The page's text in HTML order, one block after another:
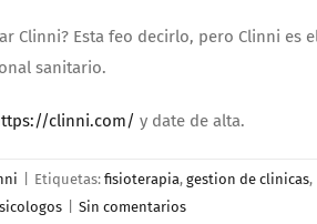
Clinni? Esta feo decirlo, pero Clinni es
sanitario.
clinni.com/ y date de alta.
Etiquetas: fisioterapia, gestion de clinicas,
Sin comentarios